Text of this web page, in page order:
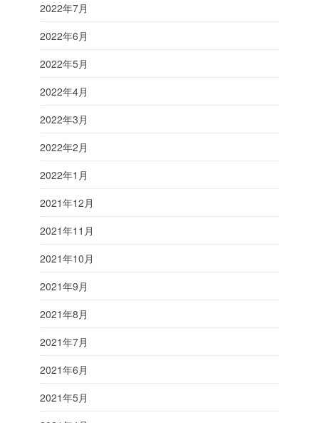
2022年7月
2022年6月
2022年5月
2022年4月
2022年3月
2022年2月
2022年1月
2021年12月
2021年11月
2021年10月
2021年9月
2021年8月
2021年7月
2021年6月
2021年5月